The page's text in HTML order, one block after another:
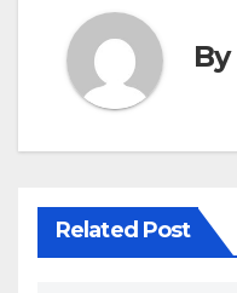
ョ
ン
By
Related Post